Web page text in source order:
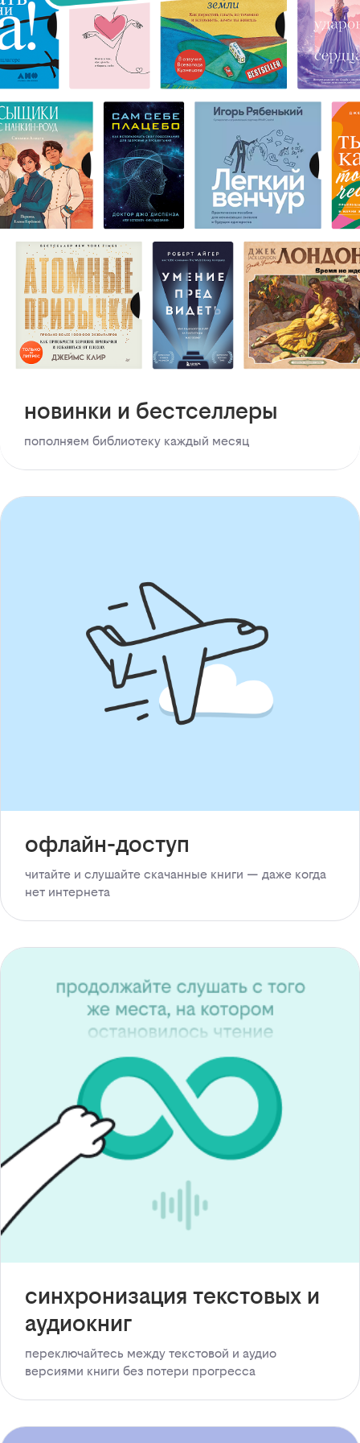
новинки и бестселлеры
пополняем библиотеку каждый месяц
офлайн-доступ
читайте и слушайте скачанные книги — даже когда
нет интернета
синхронизация текстовых и
аудиокниг
переключайтесь между текстовой и аудио
версиями книги без потери прогресса